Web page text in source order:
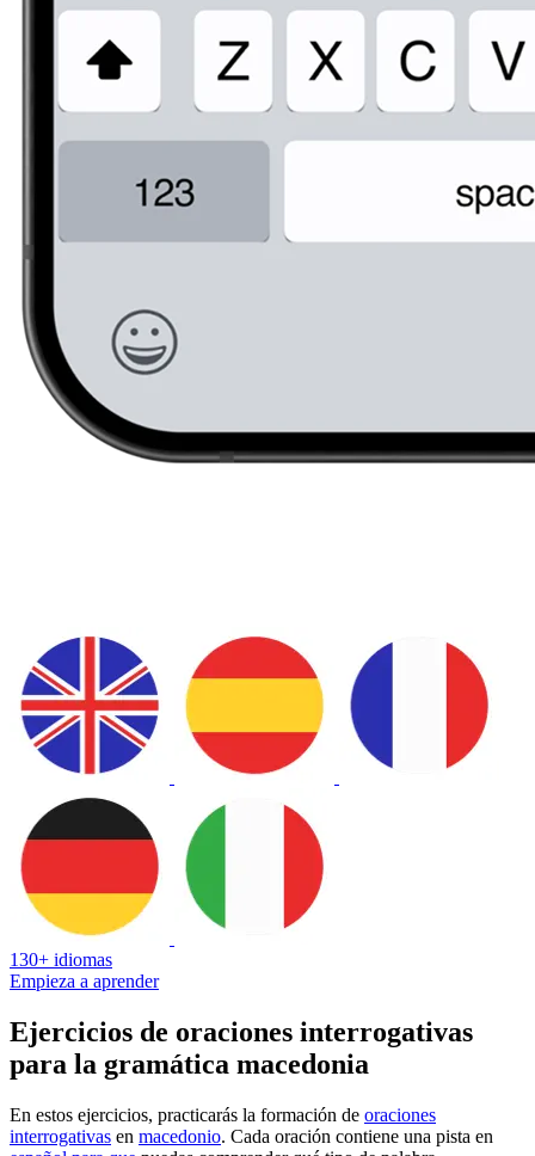
130+ idiomas
Empieza a aprender
Ejercicios de oraciones interrogativas
para la gramática macedonia
En estos ejercicios, practicarás la formación de oraciones
interrogativas en macedonio. Cada oración contiene una pista en